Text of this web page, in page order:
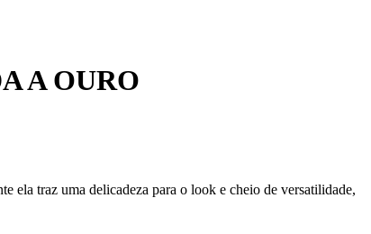
A OURO
ela traz uma delicadeza para o look e cheio de versatilidade,